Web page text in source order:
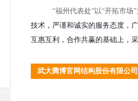
“福州代表处”以“开拓市场
技术，严谨和诚实的服务态度，
互惠互利，合作共赢的基础上，
武大腾博官网结构股份有限公